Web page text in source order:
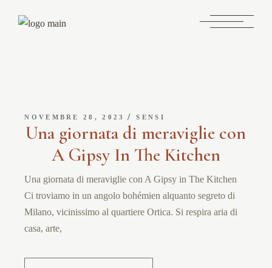
NOVEMBRE 28, 2023 SENSI
Una giornata di meraviglie con
A Gipsy In The Kitchen
Una giornata di meraviglie con A Gipsy in The Kitchen
Ci troviamo in un angolo bohémien alquanto segreto di
Milano, vicinissimo al quartiere Ortica. Si respira aria di
casa, arte,